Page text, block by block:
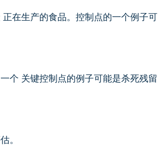
在生产的食品。控制点的一个例子可
个 关键控制点的例子可能是杀死残留
。